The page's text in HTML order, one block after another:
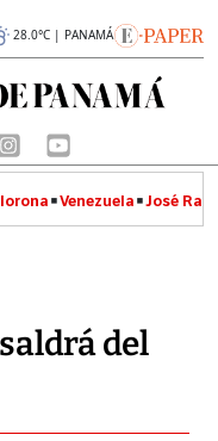
28.0°C | PANAMÁ
Venezuela José
del